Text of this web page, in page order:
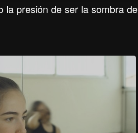
la presión de ser la sombra de